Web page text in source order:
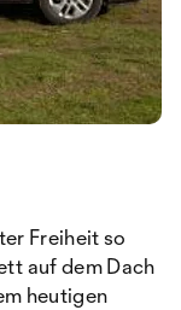
Freiheit so
auf dem Dach
heutigen